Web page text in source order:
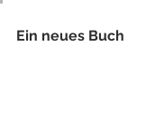
Ein neues Buch